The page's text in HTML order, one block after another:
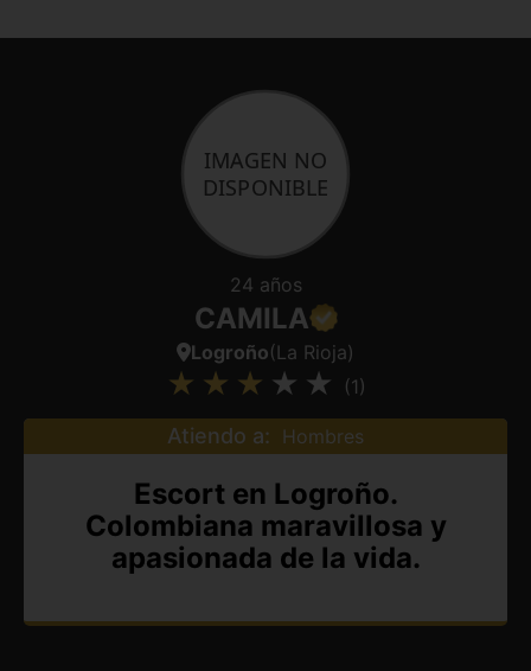
24 años
CAMILA
Logroño(La Rioja)
(1)
Atiendo a: Hombres
Escort en Logroño.
Colombiana maravillosa y
apasionada de la vida.